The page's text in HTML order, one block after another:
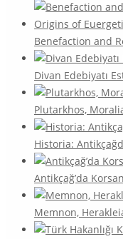
Benefaction and
Divan Edebiyatı
Plutarkhos,
Historia:
Antikçağ’da
Memnon,